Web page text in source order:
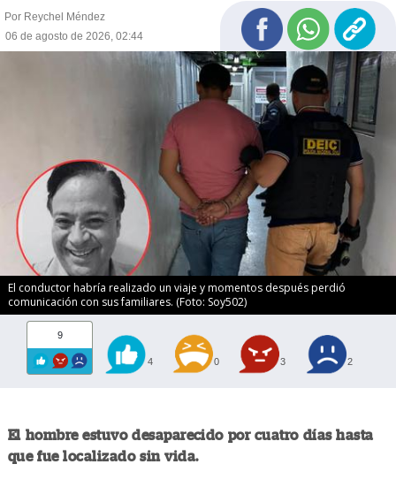
Por Reychel Méndez
06 de agosto de 2026, 02:44
El conductor habría realizado un viaje y momentos después perdió
comunicación con sus familiares. (Foto: Soy502)
9
4 0 3 2
El hombre estuvo desaparecido por cuatro días hasta
que fue localizado sin vida.